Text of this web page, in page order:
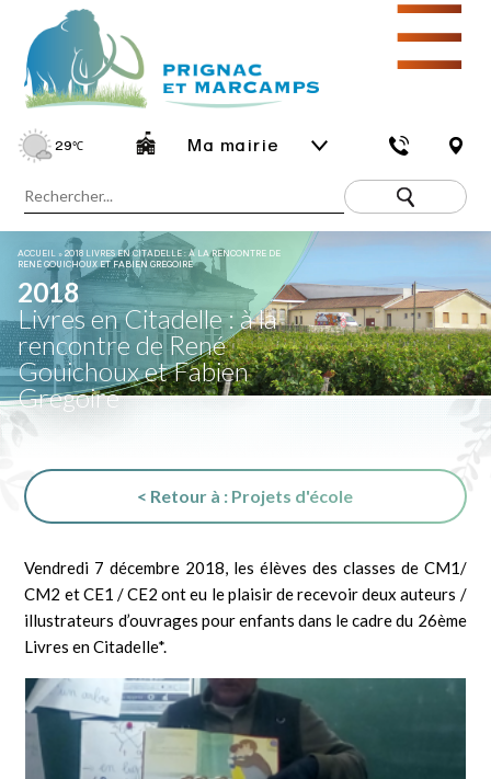
29℃ Ma mairie
☰
ACCUEIL »2018 LIVRES EN CITADELLE : À LA RENCONTRE DE
RENÉ GOUICHOUX ET FABIEN GREGOIRE
2018
Livres en Citadelle : à la
rencontre de René
Gouichoux et Fabien
Gregoire
< Retour à : Projets d'école
Vendredi 7 décembre 2018, les élèves des classes de CM1/
CM2 et CE1 / CE2 ont eu le plaisir de recevoir deux auteurs /
illustrateurs d’ouvrages pour enfants dans le cadre du 26ème
Livres en Citadelle*.